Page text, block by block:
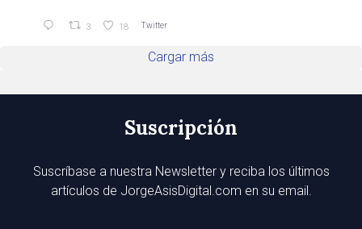
3 18 Twitter
Cargar más
Suscripción
Suscríbase a nuestra Newsletter y reciba los últimos
artículos de JorgeAsisDigital.com en su email.